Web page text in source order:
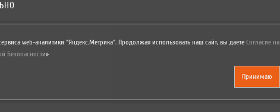
web-аналитики "Яндекс.Метрика". Продолжая использовать наш сайт, вы даете Согласие на
Безопасности»
Принимаю